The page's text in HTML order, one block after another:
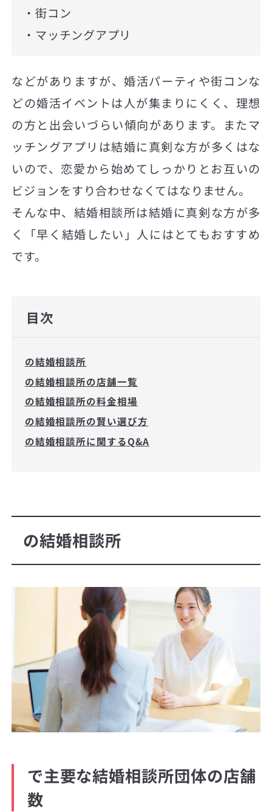
・街コン
・マッチングアプリ
などがありますが、婚活パーティや街コンな
どの婚活イベントは人が集まりにくく、理想
の方と出会いづらい傾向があります。またマ
ッチングアプリは結婚に真剣な方が多くはな
いので、恋愛から始めてしっかりとお互いの
ビジョンをすり合わせなくてはなりません。
そんな中、結婚相談所は結婚に真剣な方が多
く「早く結婚したい」人にはとてもおすすめ
です。
目次
の結婚相談所
の結婚相談所の店舗一覧
の結婚相談所の料金相場
の結婚相談所の賢い選び方
の結婚相談所に関するQ&A
の結婚相談所
で主要な結婚相談所団体の店舗
数